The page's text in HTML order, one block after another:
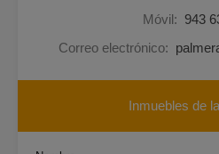
Móvil: 943
Correo electrónico:
Inmuebles de